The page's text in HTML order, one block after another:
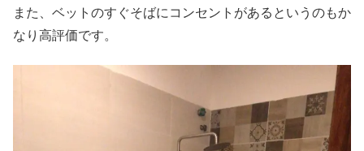
また、ベットのすぐそばにコンセントがあるというのもか
なり高評価です。